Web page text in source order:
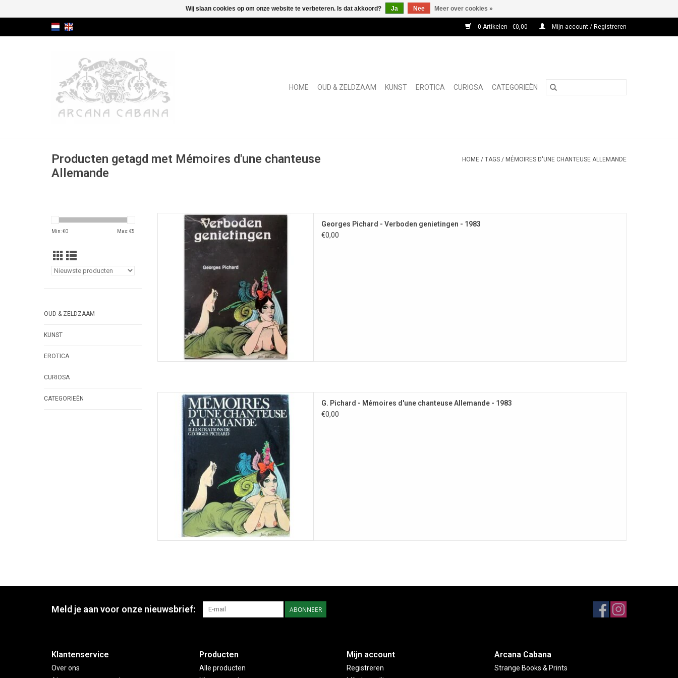
0 Artikelen - €0,00 Mijn account / Registreren
HOME OUD & ZELDZAAM KUNST EROTICA CURIOSA CATEGORIEËN
Producten getagd met Mémoires d'une chanteuse
Allemande
HOME / TAGS / MÉMOIRES D'UNE CHANTEUSE ALLEMANDE
Min: €0 Max: €5
OUD & ZELDZAAM
KUNST
EROTICA
CURIOSA
CATEGORIEËN
Prentenboek met scènes uit Mémoires d'une
chanteuse Allemande (1978).
TOEVOEGEN AAN WINKELWAGEN
Georges Pichard - Verboden genietingen - 1983
€0,00
Erotische stripversie van 'Aus den Memoiren einer
Sängerin' in het Frans. HARDCOVER EDITIE.
TOEVOEGEN AAN WINKELWAGEN
G. Pichard - Mémoires d'une chanteuse Allemande - 1983
€0,00
Meld je aan voor onze nieuwsbrief: ABONNEER
Klantenservice
Over ons
Producten
Alle producten
Mijn account
Registreren
Arcana Cabana
Strange Books & Prints
Wij slaan cookies op om onze website te verbeteren. Is dat akkoord? Ja Nee Meer over cookies »